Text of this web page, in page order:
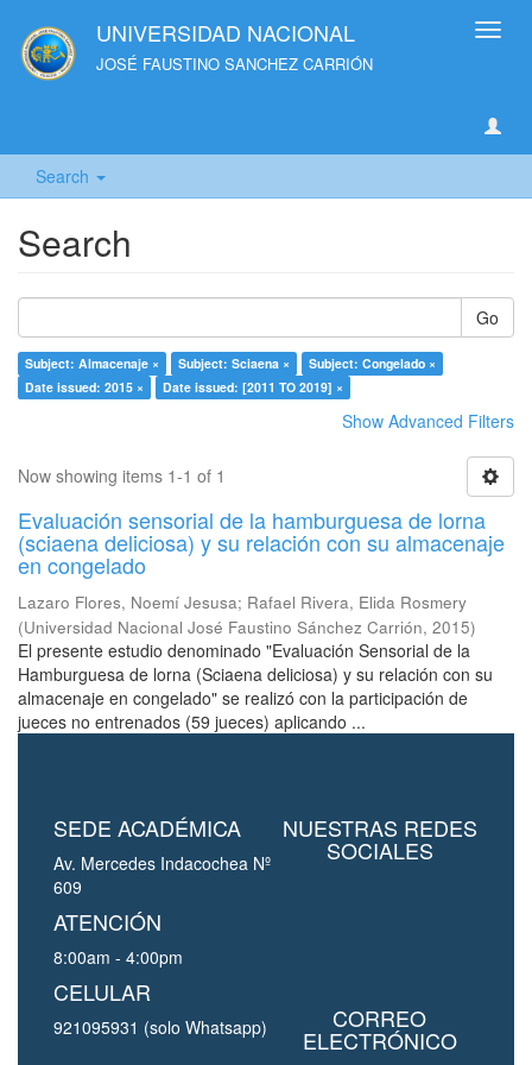
UNIVERSIDAD NACIONAL
JOSÉ FAUSTINO SANCHEZ CARRIÓN
Search
Search
Go
Subject: Almacenaje × Subject: Sciaena ×
Subject: Congelado ×
Date issued: 2015 ×
Date issued: [2011 TO 2019] ×
Show Advanced Filters
Now showing items 1-1 of 1
Evaluación sensorial de la hamburguesa de lorna
(sciaena deliciosa) y su relación con su almacenaje
en congelado
Lazaro Flores, Noemí Jesusa; Rafael Rivera, Elida Rosmery
(Universidad Nacional José Faustino Sánchez Carrión, 2015)
El presente estudio denominado "Evaluación Sensorial de la
Hamburguesa de lorna (Sciaena deliciosa) y su relación con su
almacenaje en congelado" se realizó con la participación de
jueces no entrenados (59 jueces) aplicando ...
SEDE ACADÉMICA
Av. Mercedes Indacochea Nº
609
ATENCIÓN
8:00am - 4:00pm
CELULAR
921095931 (solo Whatsapp)
NUESTRAS REDES
SOCIALES
CORREO
ELECTRÓNICO